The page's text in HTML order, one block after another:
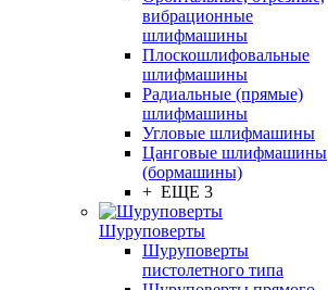
вибрационные
шлифмашины
Плоскошлифовальные
шлифмашины
Радиальные (прямые)
шлифмашины
Угловые шлифмашины
Цанговые шлифмашины
(бормашины)
+ ЕЩЕ 3
Шуруповерты
Шуруповерты
пистолетного типа